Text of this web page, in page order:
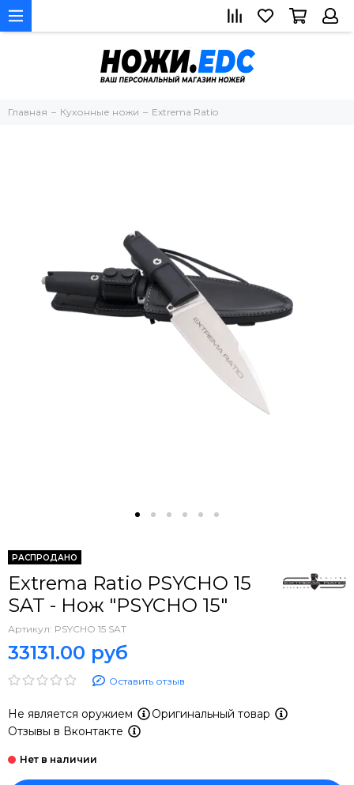
Главная Кухонные ножи Extrema Ratio
РАСПРОДАНО
Extrema Ratio PSYCHO 15
SAT - Нож "PSYCHO 15"
Артикул: PSYCHO 15 SAT
33131.00 руб
Оставить отзыв
Не является оружием
Оригинальный товар
Отзывы в Вконтакте